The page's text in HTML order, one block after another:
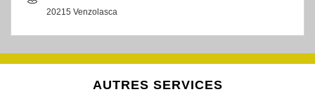
20215 Venzolasca
AUTRES SERVICES